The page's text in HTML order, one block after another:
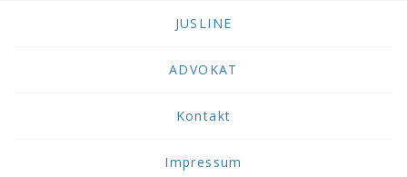
JUSLINE
ADVOKAT
Kontakt
Impressum